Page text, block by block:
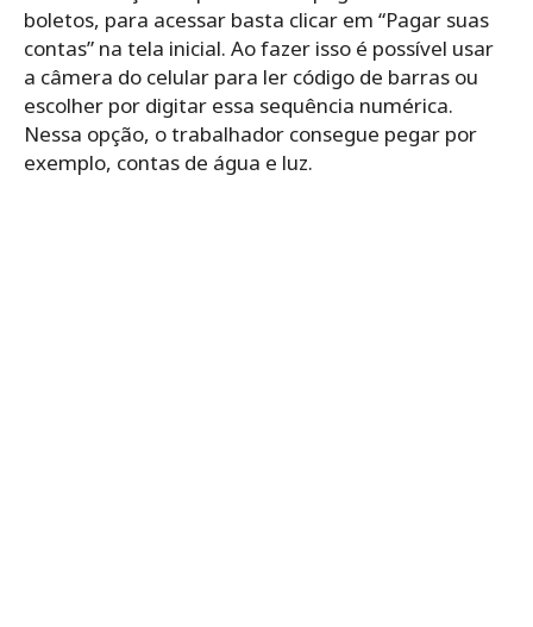
boletos, para acessar basta clicar em “Pagar suas
contas” na tela inicial. Ao fazer isso é possível usar
a câmera do celular para ler código de barras ou
escolher por digitar essa sequência numérica.
Nessa opção, o trabalhador consegue pegar por
exemplo, contas de água e luz.